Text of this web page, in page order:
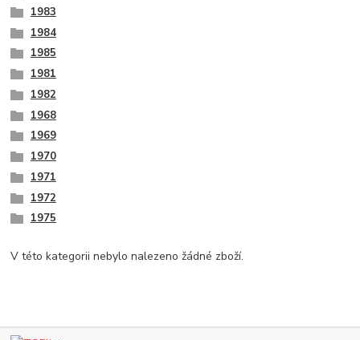
1983
1984
1985
1981
1982
1968
1969
1970
1971
1972
1975
V této kategorii nebylo nalezeno žádné zboží.